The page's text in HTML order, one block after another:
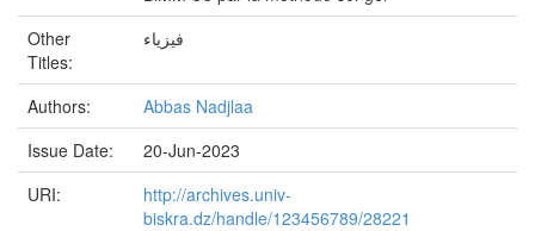
Other
Titles:
فيزياء
Authors:
Abbas Nadjlaa
Issue Date:
20-Jun-2023
URI:
http://archives.univ-
biskra.dz/handle/123456789/28221